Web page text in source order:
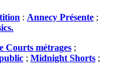
: Annecy Présente ;
Courts métrages ;
; Midnight Shorts ;